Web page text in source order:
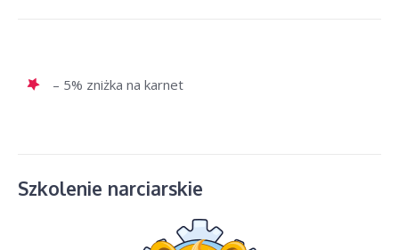
– 5% zniżka na karnet
Szkolenie narciarskie